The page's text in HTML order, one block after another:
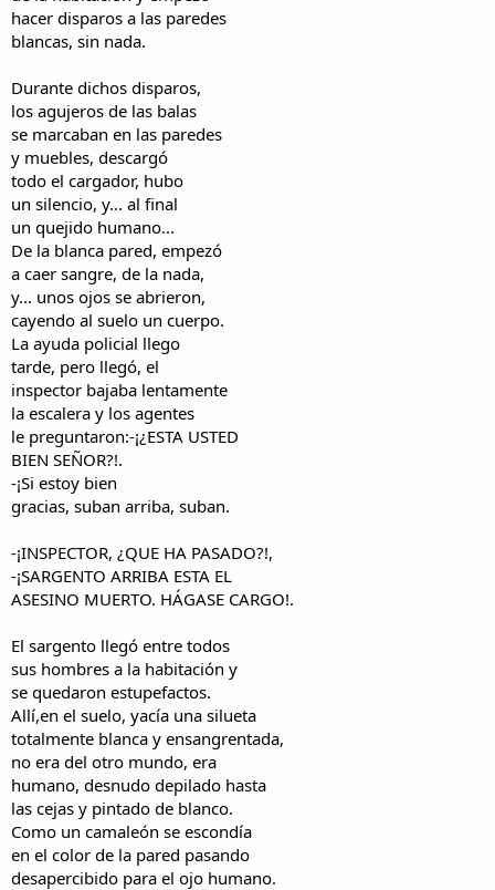
hacer disparos a las paredes
blancas, sin nada.
Durante dichos disparos,
los agujeros de las balas
se marcaban en las paredes
y muebles, descargó
todo el cargador, hubo
un silencio, y... al final
un quejido humano...
De la blanca pared, empezó
a caer sangre, de la nada,
y... unos ojos se abrieron,
cayendo al suelo un cuerpo.
La ayuda policial llego
tarde, pero llegó, el
inspector bajaba lentamente
la escalera y los agentes
le preguntaron:-¡¿ESTA USTED
BIEN SEÑOR?!.
-¡Si estoy bien
gracias, suban arriba, suban.
-¡INSPECTOR, ¿QUE HA PASADO?!,
-¡SARGENTO ARRIBA ESTA EL
ASESINO MUERTO. HÁGASE CARGO!.
El sargento llegó entre todos
sus hombres a la habitación y
se quedaron estupefactos.
Allí,en el suelo, yacía una silueta
totalmente blanca y ensangrentada,
no era del otro mundo, era
humano, desnudo depilado hasta
las cejas y pintado de blanco.
Como un camaleón se escondía
en el color de la pared pasando
desapercibido para el ojo humano.